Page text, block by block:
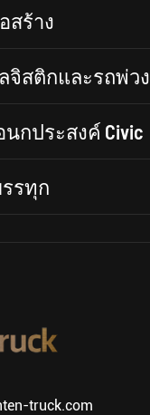
สร้าง
จิสติกและรถพ่วง
กประสงค์ Civic
รทุก
truck.com